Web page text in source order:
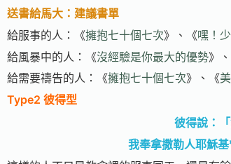
送書給馬大：建議書單
給服事的人：《擁抱七十個七次》、《嘿！
給風暴中的人：《沒經驗是你最大的優勢》
給需要禱告的人：《擁抱七十個七次》、《
Type2 彼得型
彼得說：
我奉拿撒勒人耶穌